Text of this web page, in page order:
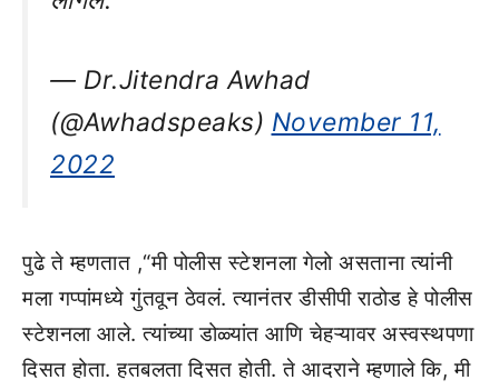
— Dr.Jitendra Awhad
(@Awhadspeaks) November 11,
2022
पुढे ते म्हणतात ,“मी पोलीस स्टेशनला गेलो असताना त्यांनी
मला गप्पांमध्ये गुंतवून ठेवलं. त्यानंतर डीसीपी राठोड हे पोलीस
स्टेशनला आले. त्यांच्या डोळ्यांत आणि चेहऱ्यावर अस्वस्थपणा
दिसत होता. हतबलता दिसत होती. ते आदराने म्हणाले कि, मी